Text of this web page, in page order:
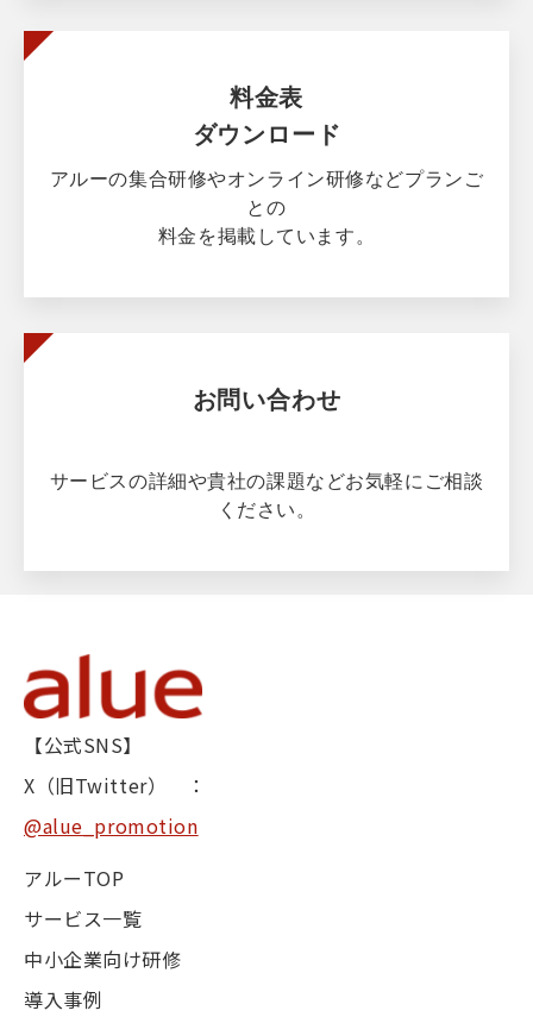
料金表
ダウンロード
アルーの集合研修やオンライン研修などプランご
との
料金を掲載しています。
お問い合わせ
サービスの詳細や貴社の課題などお気軽にご相談
ください。
【公式SNS】
X（旧Twitter） ：
@alue_promotion
アルーTOP
サービス一覧
中小企業向け研修
導入事例